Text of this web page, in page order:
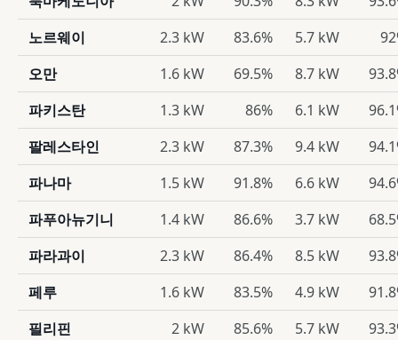
노르웨이
2.3 kW 83.6% 5.7 kW
오만
1.6 kW 69.5% 8.7 kW
파키스탄
1.3 kW 86% 6.1 kW
팔레스타인
2.3 kW 87.3% 9.4 kW
파나마
1.5 kW 91.8% 6.6 kW
파푸아뉴기니
1.4 kW 86.6% 3.7 kW
파라과이
2.3 kW 86.4% 8.5 kW
페루
1.6 kW 83.5% 4.9 kW
필리핀
2 kW 85.6% 5.7 kW